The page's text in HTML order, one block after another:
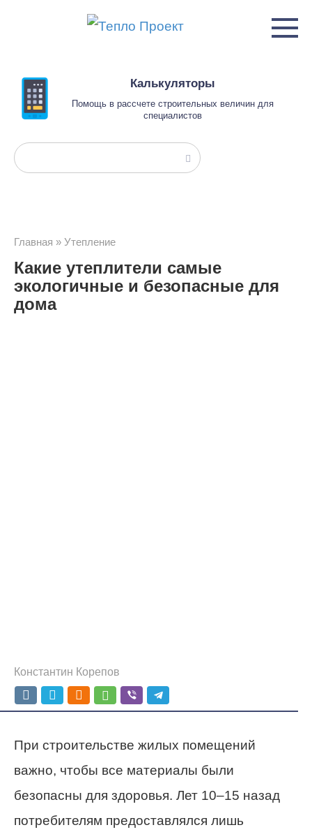
Калькуляторы
Помощь в рассчете строительных величин для
специалистов
Поиск:
Главная » Утепление
Какие утеплители самые
экологичные и безопасные для
дома
Константин Корепов
При строительстве жилых помещений
важно, чтобы все материалы были
безопасны для здоровья. Лет 10–15 назад
потребителям предоставлялся лишь